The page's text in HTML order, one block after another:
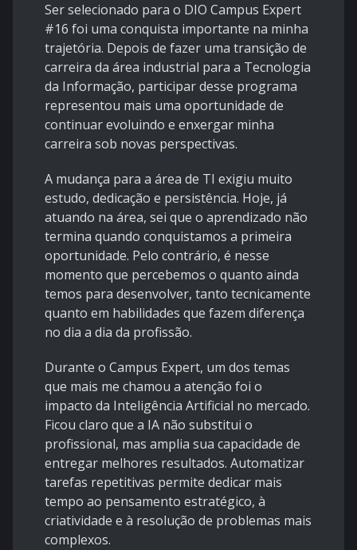
Ser selecionado para o DIO Campus Expert
#16 foi uma conquista importante na minha
trajetória. Depois de fazer uma transição de
carreira da área industrial para a Tecnologia
da Informação, participar desse programa
representou mais uma oportunidade de
continuar evoluindo e enxergar minha
carreira sob novas perspectivas.
A mudança para a área de TI exigiu muito
estudo, dedicação e persistência. Hoje, já
atuando na área, sei que o aprendizado não
termina quando conquistamos a primeira
oportunidade. Pelo contrário, é nesse
momento que percebemos o quanto ainda
temos para desenvolver, tanto tecnicamente
quanto em habilidades que fazem diferença
no dia a dia da profissão.
Durante o Campus Expert, um dos temas
que mais me chamou a atenção foi o
impacto da Inteligência Artificial no mercado.
Ficou claro que a IA não substitui o
profissional, mas amplia sua capacidade de
entregar melhores resultados. Automatizar
tarefas repetitivas permite dedicar mais
tempo ao pensamento estratégico, à
criatividade e à resolução de problemas mais
complexos.